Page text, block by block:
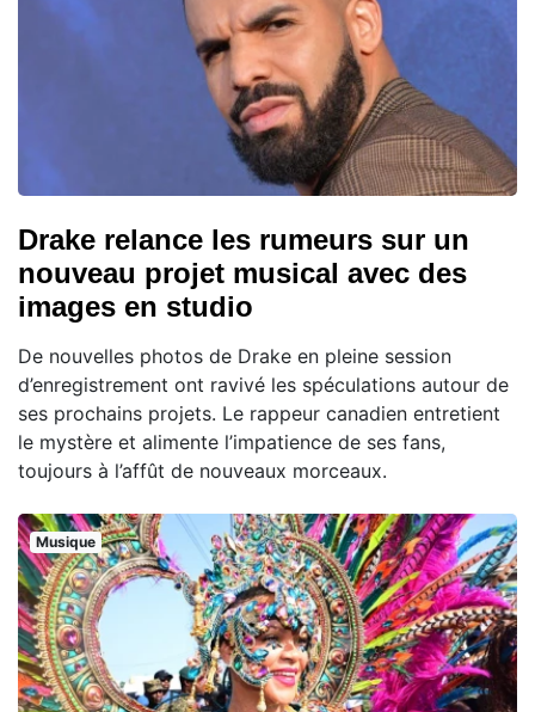
Drake relance les rumeurs sur un
nouveau projet musical avec des
images en studio
De nouvelles photos de Drake en pleine session
d’enregistrement ont ravivé les spéculations autour de
ses prochains projets. Le rappeur canadien entretient
le mystère et alimente l’impatience de ses fans,
toujours à l’affût de nouveaux morceaux.
Musique